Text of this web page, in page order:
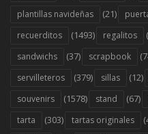
plantillas navideñas (21)
recuerditos (1493) regalitos
sandwichs (37) scrapbook
servilleteros (379) sillas (12)
souvenirs (1578) stand (67)
tarta (303) tartas originales